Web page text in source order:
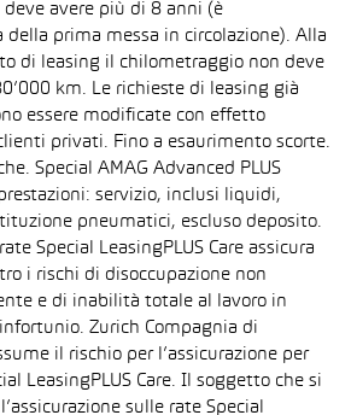
deve avere più di 8 anni (è
prima messa in circolazione). Alla
di leasing il chilometraggio non deve
km. Le richieste di leasing già
essere modificate con effetto
privati. Fino a esaurimento scorte.
Special AMAG Advanced PLUS
servizio, inclusi liquidi,
pneumatici, escluso deposito.
Special LeasingPLUS Care assicura
i rischi di disoccupazione non
e di inabilità totale al lavoro in
Zurich Compagnia di
il rischio per l’assicurazione per
LeasingPLUS Care. Il soggetto che si
sulle rate Special